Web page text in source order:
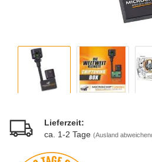
Lieferzeit:
ca. 1-2 Tage (Ausland